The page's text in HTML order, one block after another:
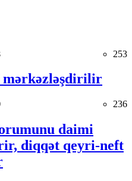
253
236
daimi
diqqət qeyri-neft